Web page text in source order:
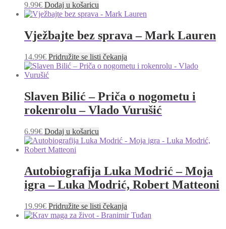
9.99€ Dodaj u košaricu
Vježbajte bez sprava – Mark Lauren
14.99€ Pridružite se listi čekanja
Slaven Bilić – Priča o nogometu i
rokenrolu – Vlado Vurušić
6.99€ Dodaj u košaricu
Autobiografija Luka Modrić – Moja
igra – Luka Modrić, Robert Matteoni
19.99€ Pridružite se listi čekanja